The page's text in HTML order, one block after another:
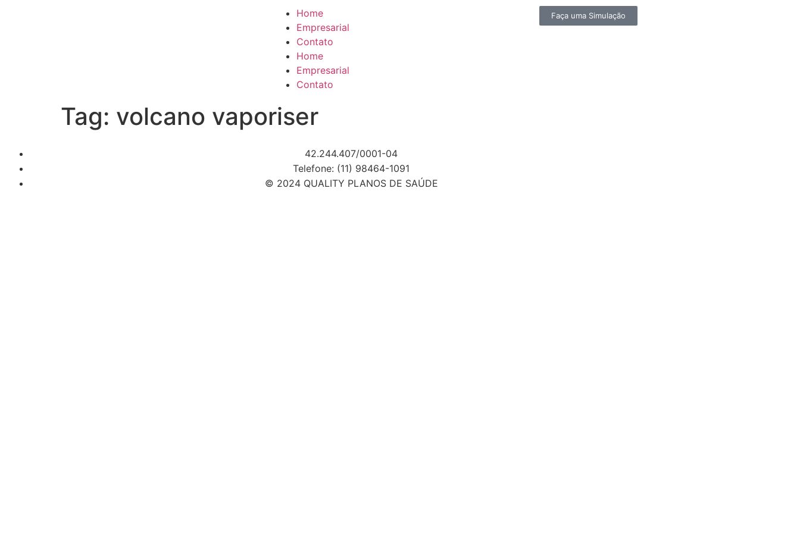
Home
Empresarial
Contato
Home
Empresarial
Contato
Faça uma Simulação
Tag: volcano vaporiser
42.244.407/0001-04
Telefone: (11) 98464-1091
© 2024 QUALITY PLANOS DE SAÚDE